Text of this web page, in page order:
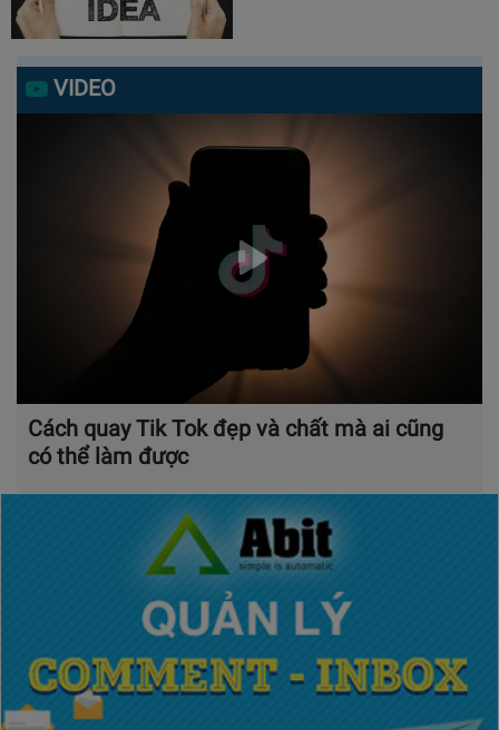
VIDEO
Cách quay Tik Tok đẹp và chất mà ai cũng
có thể làm được